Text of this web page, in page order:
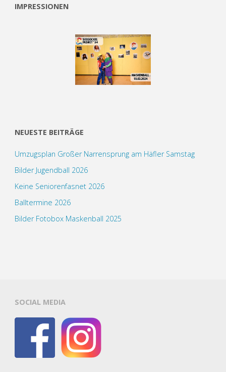
IMPRESSIONEN
NEUESTE BEITRÄGE
Umzugsplan Großer Narrensprung am Häfler Samstag
Bilder Jugendball 2026
Keine Seniorenfasnet 2026
Balltermine 2026
Bilder Fotobox Maskenball 2025
SOCIAL MEDIA